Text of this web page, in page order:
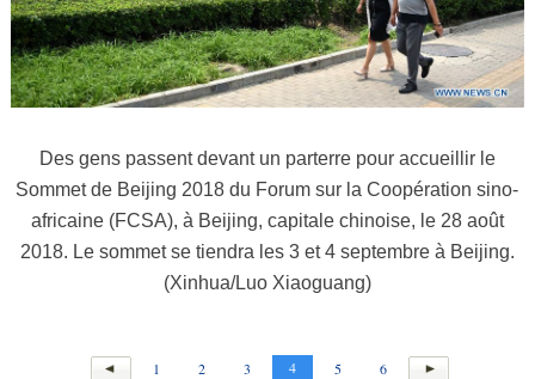
Des gens passent devant un parterre pour accueillir le
Sommet de Beijing 2018 du Forum sur la Coopération sino-
africaine (FCSA), à Beijing, capitale chinoise, le 28 août
2018. Le sommet se tiendra les 3 et 4 septembre à Beijing.
(Xinhua/Luo Xiaoguang)
1 2 3 4 5 6